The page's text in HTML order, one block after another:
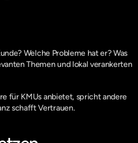
Welche Probleme hat er? Was
Themen und lokal verankerten
für KMUs anbietet, spricht andere
schafft Vertrauen.